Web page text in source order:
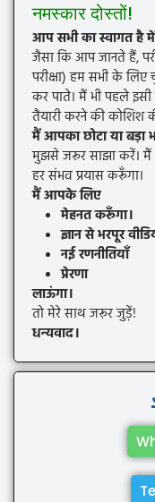
नमस्कार दोस्तों!
आप सभी का स्वागत है
जैसा कि आप जानते हैं,
परीक्षा) हम सभी के लिए
कर पाते। मैं भी पहले
तैयारी करने की कोशिश
मैं आपका छोटा या बड़ा
मुझसे जरूर साझा करें।
हर संभव प्रयास करूँगा।
मैं आपके लिए
मेहनत करूँगा।
ज्ञान से भरपूर
नई रणनीतियाँ
प्रेरणा
लाऊंगा।
तो मेरे साथ जरूर जुड़ें!
धन्यवाद।